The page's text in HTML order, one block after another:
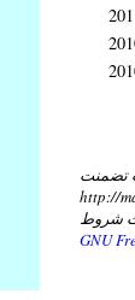
تضمنت
http://
شروط
GNU